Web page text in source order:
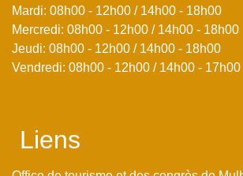
Mardi: 08h00 - 12h00 / 14h00 - 18h00
Mercredi: 08h00 - 12h00 / 14h00 - 18h00
Jeudi: 08h00 - 12h00 / 14h00 - 18h00
Vendredi: 08h00 - 12h00 / 14h00 - 17h00
Liens